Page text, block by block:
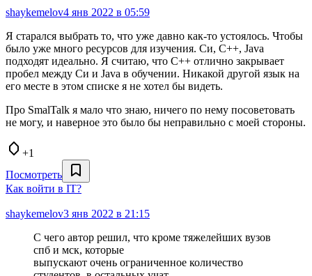
shaykemelov4 янв 2022 в 05:59
Я старался выбрать то, что уже давно как-то устоялось. Чтобы
было уже много ресурсов для изучения. Си, С++, Java
подходят идеально. Я считаю, что С++ отлично закрывает
пробел между Си и Java в обучении. Никакой другой язык на
его месте в этом списке я не хотел бы видеть.
Про SmalTalk я мало что знаю, ничего по нему посоветовать
не могу, и наверное это было бы неправильно с моей стороны.
+1
Посмотреть
Как войти в IT?
shaykemelov3 янв 2022 в 21:15
С чего автор решил, что кроме тяжелейших вузов
спб и мск, которые
выпускают очень ограниченное количество